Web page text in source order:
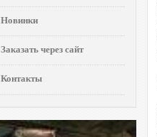
Новинки
Заказать через сайт
Контакты